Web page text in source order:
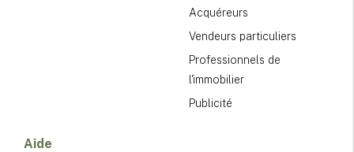
Acquéreurs
Vendeurs particuliers
Professionnels de
l'immobilier
Publicité
Aide